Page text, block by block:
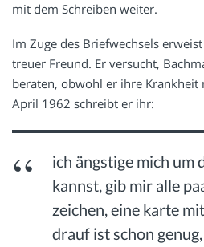
mit dem Schreiben weiter.
Im Zuge des Briefwechsels
treuer Freund. Er versucht,
beraten, obwohl er ihre
April 1962 schreibt er ihr:
ich ängstige mich um
kannst, gib mir alle
zeichen, eine karte
drauf ist schon